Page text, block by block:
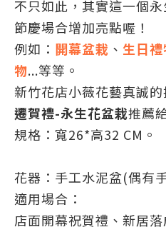
不只如此，其實這一個
節慶場合增加亮點喔！
例如： 開幕盆栽 、 生日禮
物...等等。
新竹花店小薇花藝真誠的
遷賀禮-永生花盆栽推薦
規格：寬26*高32 CM。
花器：手工水泥盆(偶有
適用場合：
店面開幕祝賀禮、新居